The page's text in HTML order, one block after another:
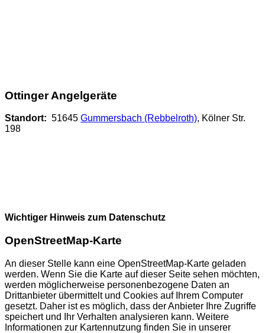
Ottinger Angelgeräte
Standort: 51645 Gummersbach (Rebbelroth), Kölner Str.
198
Wichtiger Hinweis zum Datenschutz
OpenStreetMap-Karte
An dieser Stelle kann eine OpenStreetMap-Karte geladen
werden. Wenn Sie die Karte auf dieser Seite sehen möchten,
werden möglicherweise personenbezogene Daten an
Drittanbieter übermittelt und Cookies auf Ihrem Computer
gesetzt. Daher ist es möglich, dass der Anbieter Ihre Zugriffe
speichert und Ihr Verhalten analysieren kann. Weitere
Informationen zur Kartennutzung finden Sie in unserer